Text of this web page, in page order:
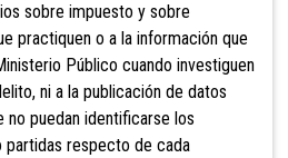
sobre impuesto y sobre
practiquen o a la información que
Público cuando investiguen
ni a la publicación de datos
puedan identificarse los
partidas respecto de cada